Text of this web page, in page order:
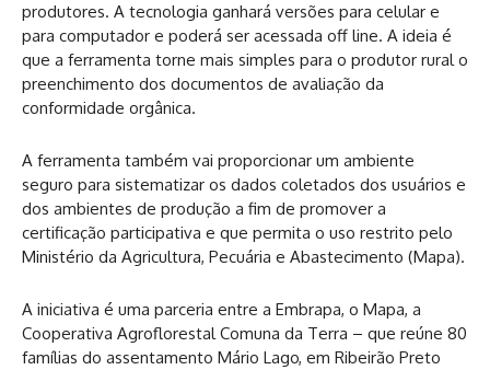
produtores. A tecnologia ganhará versões para celular e
para computador e poderá ser acessada off line. A ideia é
que a ferramenta torne mais simples para o produtor rural o
preenchimento dos documentos de avaliação da
conformidade orgânica.
A ferramenta também vai proporcionar um ambiente
seguro para sistematizar os dados coletados dos usuários e
dos ambientes de produção a fim de promover a
certificação participativa e que permita o uso restrito pelo
Ministério da Agricultura, Pecuária e Abastecimento (Mapa).
A iniciativa é uma parceria entre a Embrapa, o Mapa, a
Cooperativa Agroflorestal Comuna da Terra – que reúne 80
famílias do assentamento Mário Lago, em Ribeirão Preto